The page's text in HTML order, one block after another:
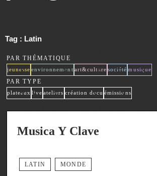
Tag : Latin
PAR THÉMATIQUE
jeunesse
x environnement
x art&culture
x société
x musique
x
PAR TYPE
plateaux
x live
x ateliers
x création docu
x émissions
x
Musica Y Clave
LATIN MONDE